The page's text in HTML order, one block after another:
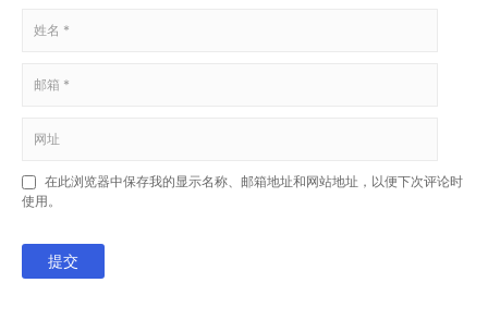
在此浏览器中保存我的显示名称、邮箱地址和网站地址，以便下次评论时
使用。
提交